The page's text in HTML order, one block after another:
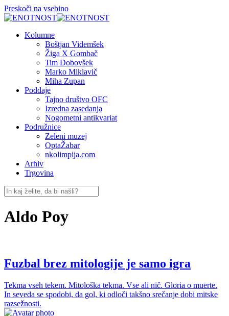
Preskoči na vsebino
Kolumne
Boštjan Videmšek
Žiga X Gombač
Tim Dobovšek
Marko Miklavič
Miha Zupan
Poddaje
Tajno društvo OFC
Izredna zasedanja
Nogometni antikvariat
Podružnice
Zeleni muzej
OptaŽabar
nkolimpija.com
Arhiv
Trgovina
Aldo Poy
Fuzbal brez mitologije je samo igra
Tekma vseh tekem. Mitološka tekma. Vse ali nič. Gloria o muerte.
In seveda se spodobi, da gol, ki odloči takšno srečanje dobi mitske
razsežnosti.